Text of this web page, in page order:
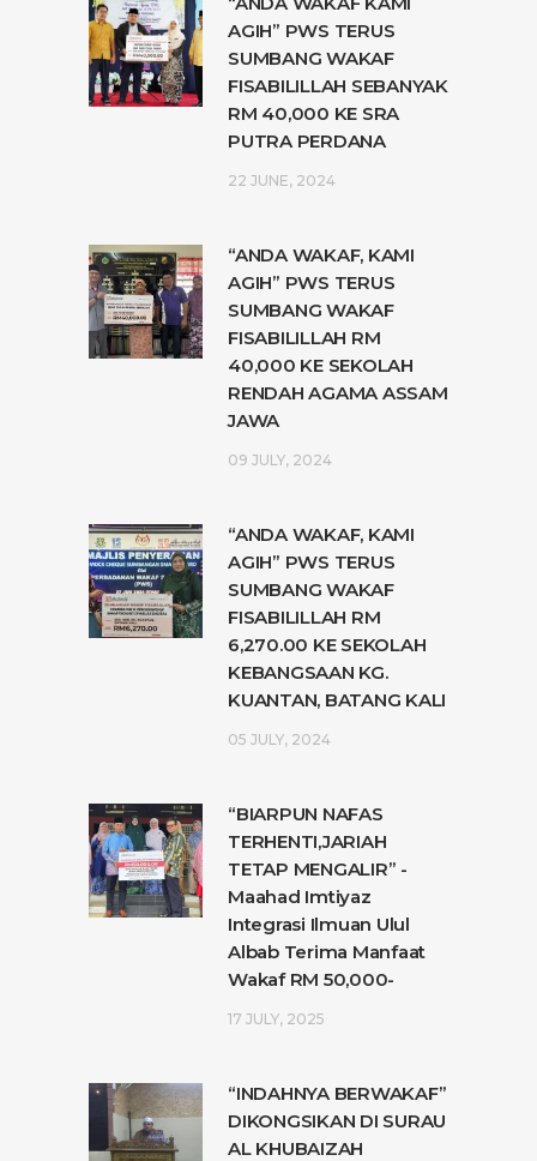
AGIH” PWS TERUS
SUMBANG WAKAF
FISABILILLAH SEBANYAK
RM 40,000 KE SRA
PUTRA PERDANA
22 JUNE, 2024
“ANDA WAKAF, KAMI
AGIH” PWS TERUS
SUMBANG WAKAF
FISABILILLAH RM
40,000 KE SEKOLAH
RENDAH AGAMA ASSAM
JAWA
09 JULY, 2024
“ANDA WAKAF, KAMI
AGIH” PWS TERUS
SUMBANG WAKAF
FISABILILLAH RM
6,270.00 KE SEKOLAH
KEBANGSAAN KG.
KUANTAN, BATANG KALI
05 JULY, 2024
“BIARPUN NAFAS
TERHENTI,JARIAH
TETAP MENGALIR” -
Maahad Imtiyaz
Integrasi Ilmuan Ulul
Albab Terima Manfaat
Wakaf RM 50,000-
17 JULY, 2025
“INDAHNYA BERWAKAF”
DIKONGSIKAN DI SURAU
AL KHUBAIZAH